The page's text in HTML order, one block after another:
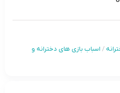
/ اسباب بازی های دخترانه و